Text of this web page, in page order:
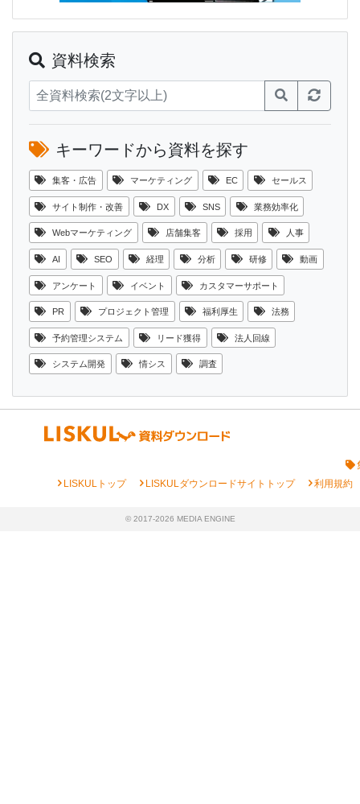
資料検索
キーワードから資料を探す
集客・広告 マーケティング EC セールス
サイト制作・改善 DX SNS 業務効率化
Webマーケティング 店舗集客 採用 人事
AI SEO 経理 分析 研修 動画
アンケート イベント カスタマーサポート
PR プロジェクト管理 福利厚生 法務
予約管理システム リード獲得 法人回線
システム開発 情シス 調査
chevron_rightLISKULトップ chevron_rightLISKULダウンロードサイトトップ chevron_right利用規約
© 2017-2026 MEDIA ENGINE